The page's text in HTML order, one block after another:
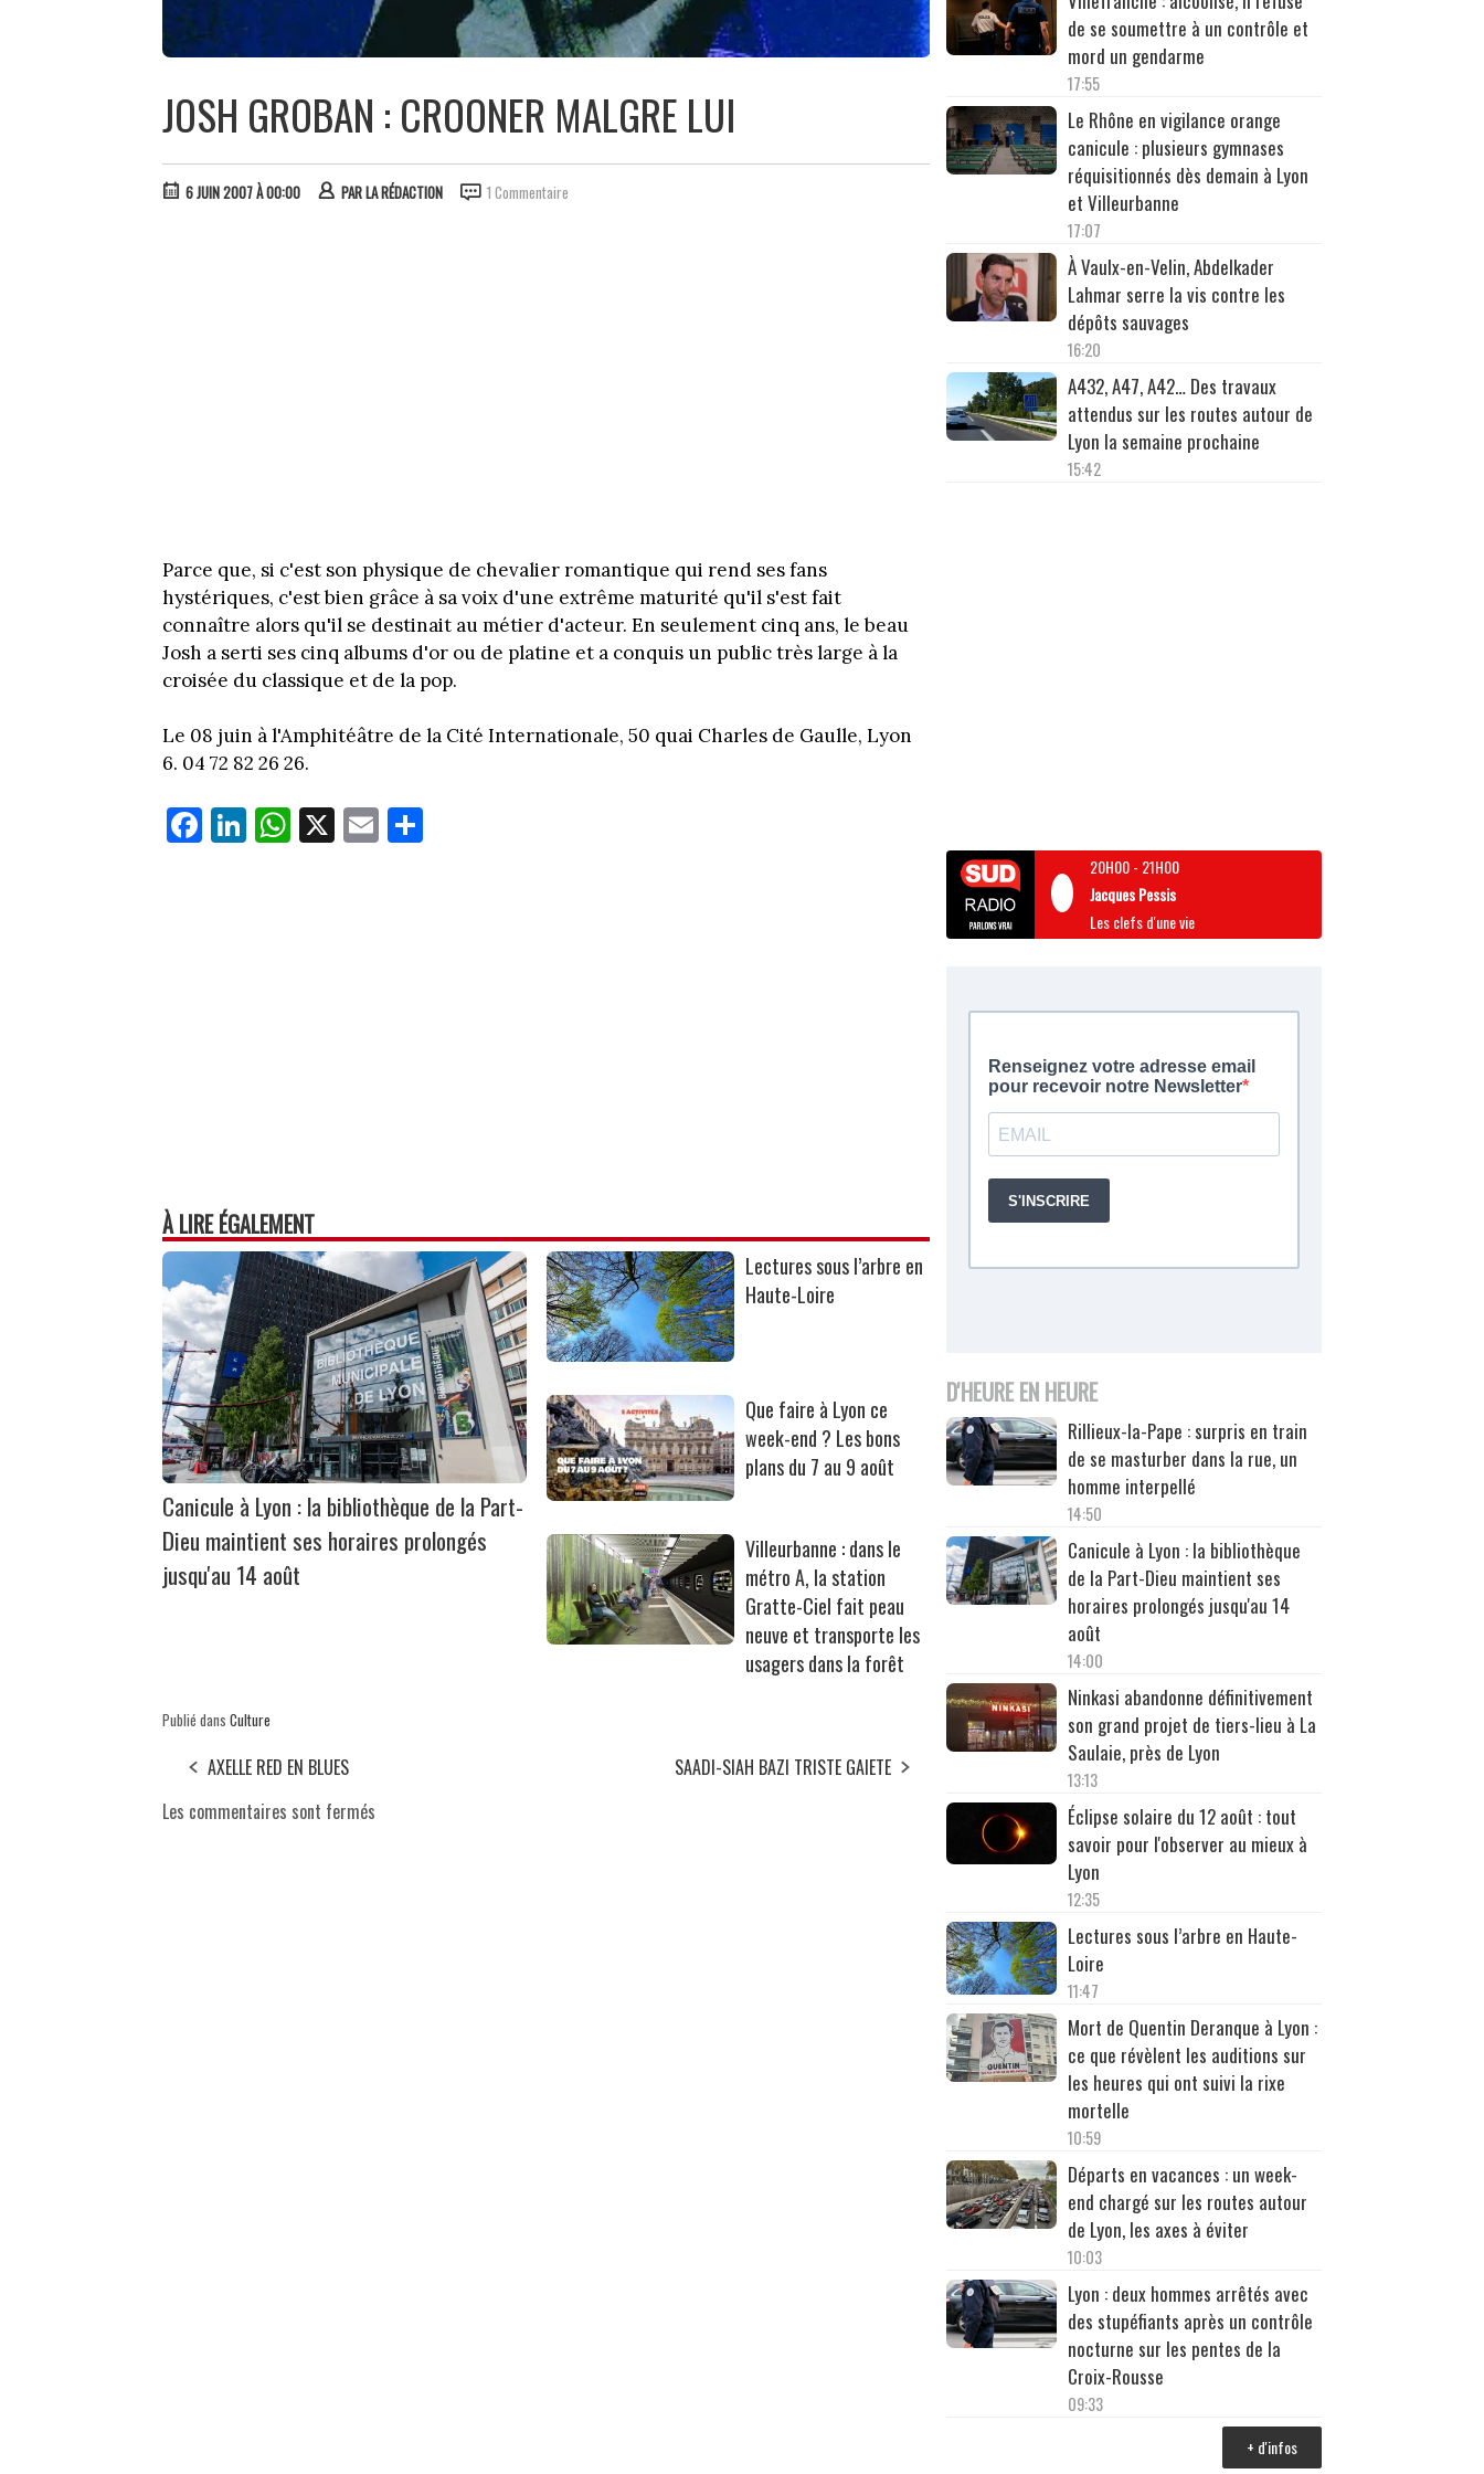
JOSH GROBAN : CROONER MALGRE LUI
6 JUIN 2007 À 00:00 PARLA RÉDACTION 1 Commentaire
Parce que, si c'est son physique de chevalier romantique qui rend ses fans
hystériques, c'est bien grâce à sa voix d'une extrême maturité qu'il s'est fait
connaître alors qu'il se destinait au métier d'acteur. En seulement cinq ans, le beau
Josh a serti ses cinq albums d'or ou de platine et a conquis un public très large à la
croisée du classique et de la pop.
Le 08 juin à l'Amphitéâtre de la Cité Internationale, 50 quai Charles de Gaulle, Lyon
6. 04 72 82 26 26.
Fa
ce
Li
nk
W
ha
X E
m
À LIRE ÉGALEMENT
Canicule à Lyon : la bibliothèque de la Part-
Dieu maintient ses horaires prolongés
jusqu'au 14 août
Lectures sous l’arbre en
Haute-Loire
Que faire à Lyon ce
week-end ? Les bons
plans du 7 au 9 août
Villeurbanne : dans le
métro A, la station
Gratte-Ciel fait peau
neuve et transporte les
usagers dans la forêt
Publié dans Culture
AXELLE RED EN BLUES
SAADI-SIAH BAZI TRISTE GAIETE
Les commentaires sont fermés
de se soumettre à un contrôle et
mord un gendarme
17:55
Le Rhône en vigilance orange
canicule : plusieurs gymnases
réquisitionnés dès demain à Lyon
et Villeurbanne
17:07
À Vaulx-en-Velin, Abdelkader
Lahmar serre la vis contre les
dépôts sauvages
16:20
A432, A47, A42… Des travaux
attendus sur les routes autour de
Lyon la semaine prochaine
15:42
20H00- 21H00
Jacques Pessis
Les clefs d'une vie
D'HEURE EN HEURE
Rillieux-la-Pape : surpris en train
de se masturber dans la rue, un
homme interpellé
14:50
Canicule à Lyon : la bibliothèque
de la Part-Dieu maintient ses
horaires prolongés jusqu'au 14
août
14:00
Ninkasi abandonne définitivement
son grand projet de tiers-lieu à La
Saulaie, près de Lyon
13:13
Éclipse solaire du 12 août : tout
savoir pour l'observer au mieux à
Lyon
12:35
Lectures sous l’arbre en Haute-
Loire
11:47
Mort de Quentin Deranque à Lyon :
ce que révèlent les auditions sur
les heures qui ont suivi la rixe
mortelle
10:59
Départs en vacances : un week-
end chargé sur les routes autour
de Lyon, les axes à éviter
10:03
Lyon : deux hommes arrêtés avec
des stupéfiants après un contrôle
nocturne sur les pentes de la
Croix-Rousse
09:33
+ d'infos